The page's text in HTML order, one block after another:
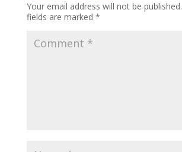
Your email address will not be published.
fields are marked *